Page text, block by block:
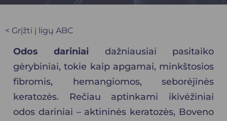
< Grįžti į ligų ABC
Odos dariniai dažniausiai pasitaiko
gėrybiniai, tokie kaip apgamai, minkštosios
fibromis, hemangiomos, seborėjinės
keratozės.
Rečiau aptinkami ikivėžiniai
odos dariniai – aktininės keratozės, Boveno